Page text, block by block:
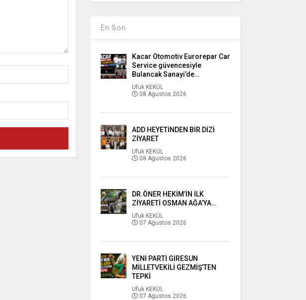
En Son
Kacar Otomotiv Eurorepar Car
Service güvencesiyle
Bulancak Sanayi’de…
Ufuk KEKÜL
08 Ağustos 2026
ADD HEYETİNDEN BİR DİZİ
ZİYARET
Ufuk KEKÜL
08 Ağustos 2026
DR.ÖNER HEKİM’İN İLK
ZİYARETİ OSMAN AĞA’YA…
Ufuk KEKÜL
07 Ağustos 2026
YENİ PARTİ GİRESUN
MİLLETVEKİLİ GEZMİŞ’TEN
TEPKİ
Ufuk KEKÜL
07 Ağustos 2026